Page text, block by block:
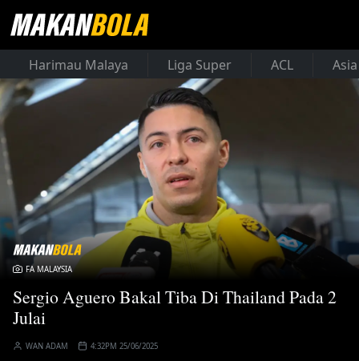
Harimau Malaya Liga Super ACL
FA MALAYSIA
Sergio Aguero Bakal Tiba Di Thailand Pada 2
Julai
WAN ADAM 4:32PM 25/06/2025